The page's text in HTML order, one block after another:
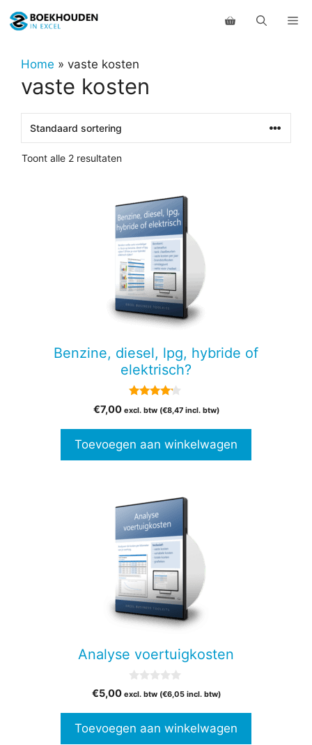
naar
inhoudHome » vaste kosten
vaste kosten
Toont alle 2 resultaten
Benzine, diesel, lpg, hybride of
elektrisch?
van 5
€7,00 excl. btw (€8,47incl. btw)
Toevoegen aan winkelwagen
Analyse voertuigkosten
v
5
€5,00 excl. btw (€6,05incl. btw)
Toevoegen aan winkelwagen